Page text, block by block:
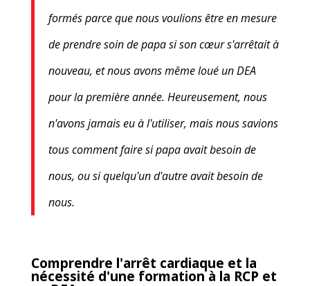
formés parce que nous voulions être en mesure
de prendre soin de papa si son cœur s'arrêtait à
nouveau, et nous avons même loué un DEA
pour la première année. Heureusement, nous
n'avons jamais eu à l'utiliser, mais nous savions
tous comment faire si papa avait besoin de
nous, ou si quelqu'un d'autre avait besoin de
nous.
Comprendre l'arrêt cardiaque et la
nécessité d'une formation à la RCP et